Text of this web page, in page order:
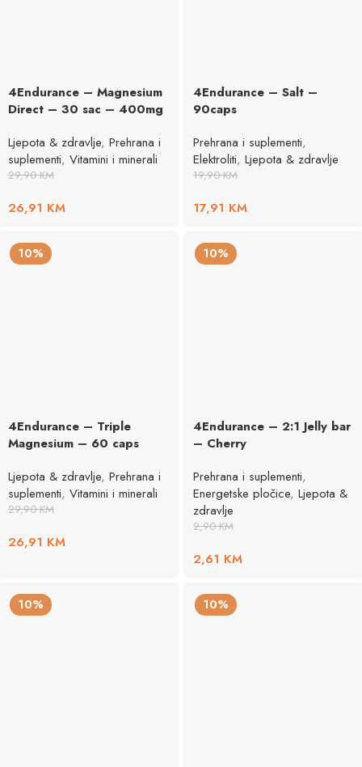
4Endurance – Magnesium
Direct – 30 sac – 400mg
Ljepota & zdravlje, Prehrana i
suplementi, Vitamini i minerali
29,90KM
26,91 KM
4Endurance – Salt –
90caps
Prehrana i suplementi,
Elektroliti, Ljepota & zdravlje
19,90KM
17,91 KM
10%
4Endurance – Triple
Magnesium – 60 caps
Ljepota & zdravlje, Prehrana i
suplementi, Vitamini i minerali
29,90KM
26,91 KM
10%
4Endurance – 2:1 Jelly bar
– Cherry
Prehrana i suplementi,
Energetske pločice, Ljepota &
zdravlje
2,90KM
2,61 KM
10% 10%